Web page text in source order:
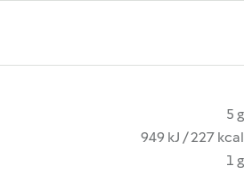
5 g
949 kJ / 227 kcal
1 g